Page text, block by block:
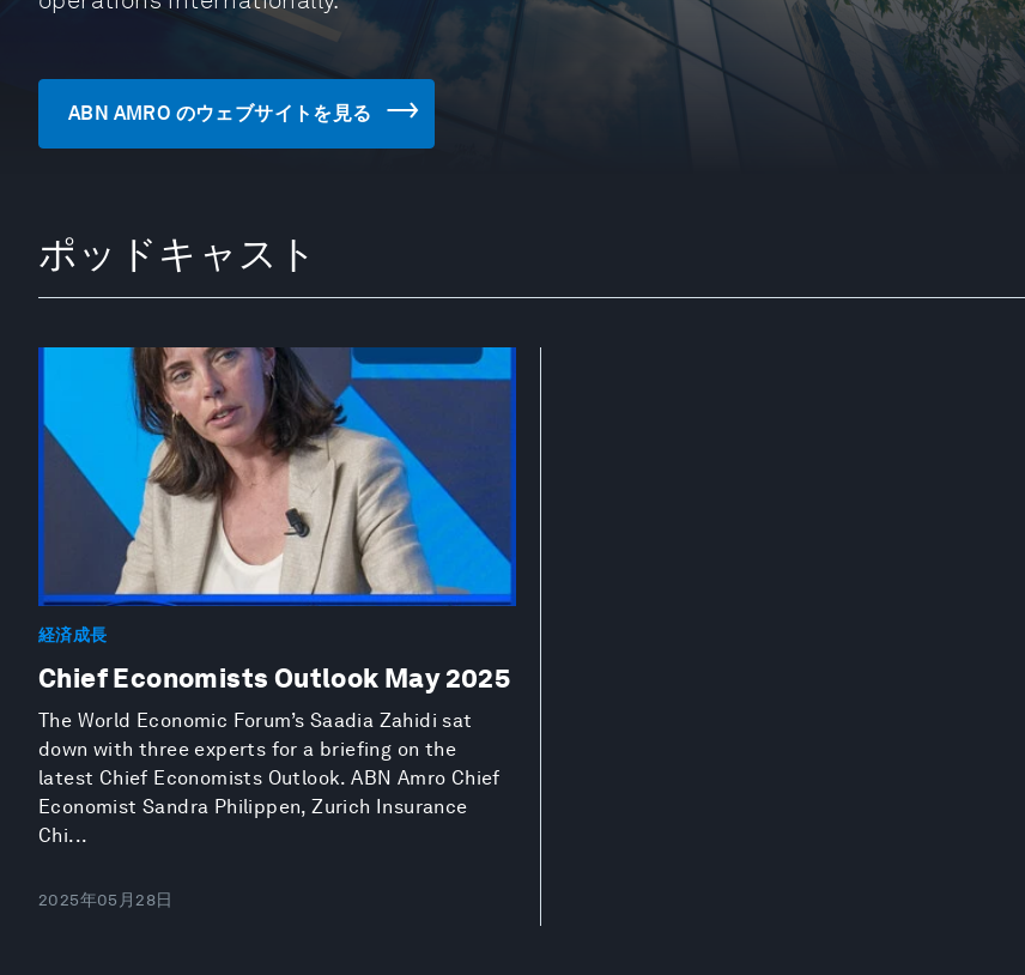
ABN AMRO のウェブサイトを見る
ポッドキャスト
経済成長
Chief Economists Outlook May 2025
The World Economic Forum’s Saadia Zahidi sat
down with three experts for a briefing on the
latest Chief Economists Outlook. ABN Amro Chief
Economist Sandra Philippen, Zurich Insurance
Chi...
2025年05月28日